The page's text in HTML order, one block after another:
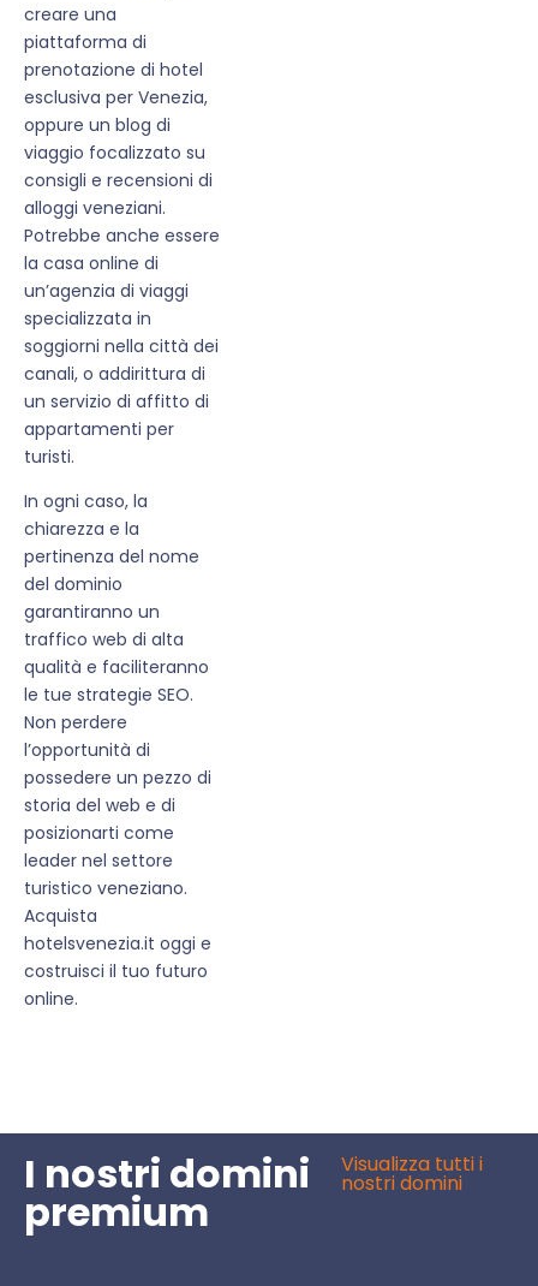
creare una
piattaforma di
prenotazione di hotel
esclusiva per Venezia,
oppure un blog di
viaggio focalizzato su
consigli e recensioni di
alloggi veneziani.
Potrebbe anche essere
la casa online di
un’agenzia di viaggi
specializzata in
soggiorni nella città dei
canali, o addirittura di
un servizio di affitto di
appartamenti per
turisti.
In ogni caso, la
chiarezza e la
pertinenza del nome
del dominio
garantiranno un
traffico web di alta
qualità e faciliteranno
le tue strategie SEO.
Non perdere
l’opportunità di
possedere un pezzo di
storia del web e di
posizionarti come
leader nel settore
turistico veneziano.
Acquista
hotelsvenezia.it oggi e
costruisci il tuo futuro
online.
I nostri domini
premium
Visualizza tutti i
nostri domini